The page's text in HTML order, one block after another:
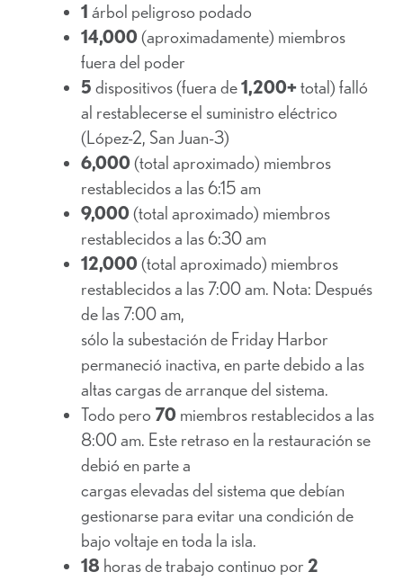
1 árbol peligroso podado
14,000(aproximadamente) miembros
fuera del poder
5 dispositivos (fuera de1,200+total) falló
al restablecerse el suministro eléctrico
(López-2, San Juan-3)
6,000(total aproximado) miembros
restablecidos a las 6:15 am
9,000(total aproximado) miembros
restablecidos a las 6:30 am
12,000(total aproximado) miembros
restablecidos a las 7:00 am. Nota: Después
de las 7:00 am,
sólo la subestación de Friday Harbor
permaneció inactiva, en parte debido a las
altas cargas de arranque del sistema.
Todo pero 70 miembros restablecidos a las
8:00 am. Este retraso en la restauración se
debió en parte a
cargas elevadas del sistema que debían
gestionarse para evitar una condición de
bajo voltaje en toda la isla.
18 horas de trabajo continuo por 2